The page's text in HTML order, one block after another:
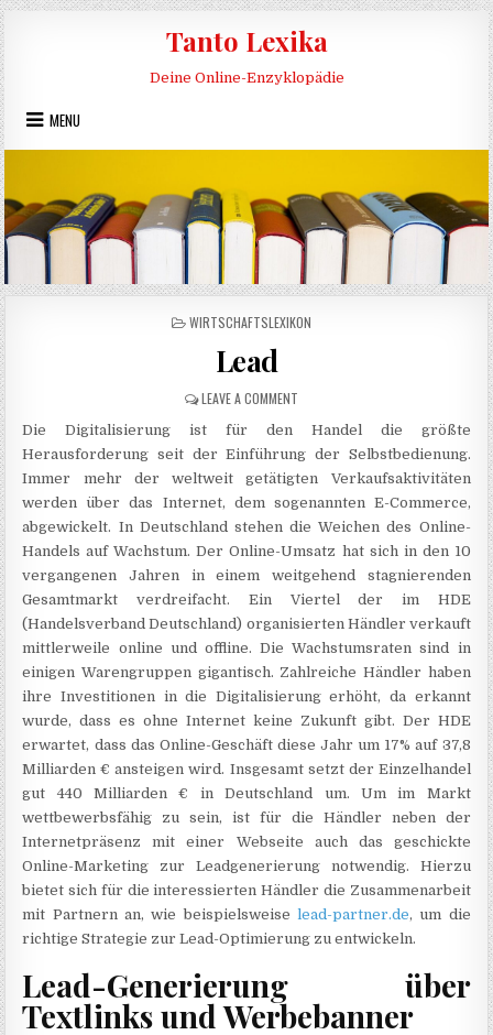
Skip to content
Tanto Lexika
Deine Online-Enzyklopädie
MENU
POSTED IN
WIRTSCHAFTSLEXIKON
Lead
LEAVE A COMMENTON LEAD
Die Digitalisierung ist für den Handel die größte
Herausforderung seit der Einführung der Selbstbedienung.
Immer mehr der weltweit getätigten Verkaufsaktivitäten
werden über das Internet, dem sogenannten E-Commerce,
abgewickelt. In Deutschland stehen die Weichen des Online-
Handels auf Wachstum. Der Online-Umsatz hat sich in den 10
vergangenen Jahren in einem weitgehend stagnierenden
Gesamtmarkt verdreifacht. Ein Viertel der im HDE
(Handelsverband Deutschland) organisierten Händler verkauft
mittlerweile online und offline. Die Wachstumsraten sind in
einigen Warengruppen gigantisch. Zahlreiche Händler haben
ihre Investitionen in die Digitalisierung erhöht, da erkannt
wurde, dass es ohne Internet keine Zukunft gibt. Der HDE
erwartet, dass das Online-Geschäft diese Jahr um 17% auf 37,8
Milliarden € ansteigen wird. Insgesamt setzt der Einzelhandel
gut 440 Milliarden € in Deutschland um. Um im Markt
wettbewerbsfähig zu sein, ist für die Händler neben der
Internetpräsenz mit einer Webseite auch das geschickte
Online-Marketing zur Leadgenerierung notwendig. Hierzu
bietet sich für die interessierten Händler die Zusammenarbeit
mit Partnern an, wie beispielsweise lead-partner.de, um die
richtige Strategie zur Lead-Optimierung zu entwickeln.
Lead-Generierung über
Textlinks und Werbebanner